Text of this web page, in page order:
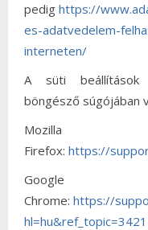
pedig https://
es-adatvedelem-
interneten/
A süti beállítások
böngésző súgójában
Mozilla
Firefox: https://
Google
Chrome: https://